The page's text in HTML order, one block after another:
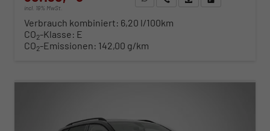
incl. 19% MwSt.
Verbrauch kombiniert: 6,20 l/100km
CO2-Klasse: E
CO2-Emissionen: 142,00 g/km